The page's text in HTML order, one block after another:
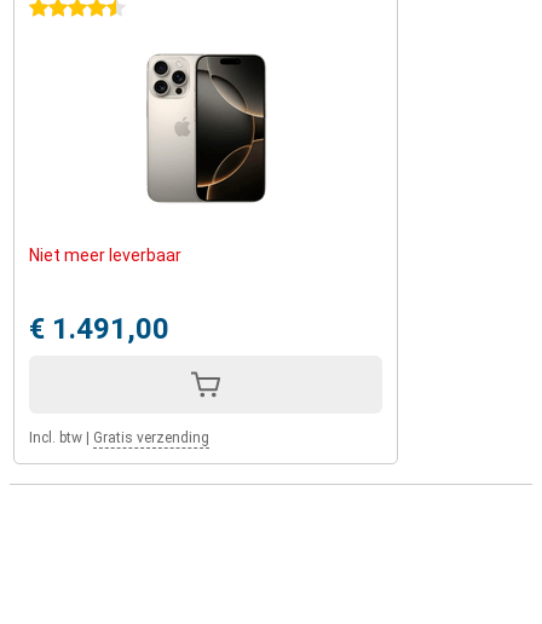
4.5 sterren
Niet meer leverbaar
€ 1.491,00
Incl. btw Gratis verzending